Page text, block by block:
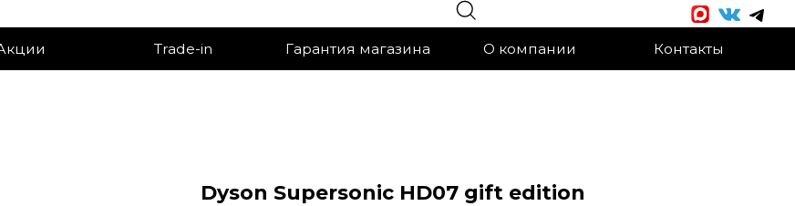
Гарантия магазина О компании Контакты
Dyson Supersonic HD07 gift edition